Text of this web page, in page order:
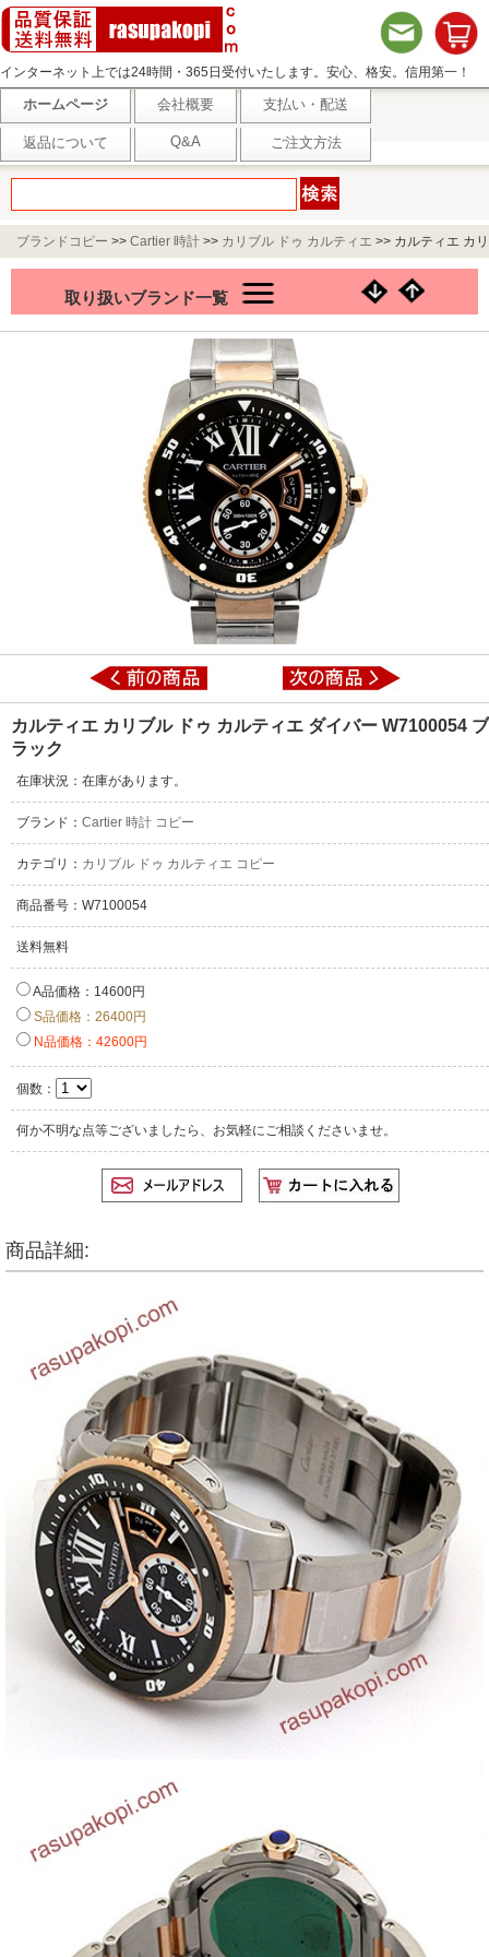
インターネット上では24時間・365日受付いたします。安心、格安。信用第一！
ホームページ 会社概要 支払い・配送
返品について Q&A ご注文方法
ブランドコピー >> Cartier 時計 >> カリブル ドゥ カルティエ >> カルティエ カリ
取り扱いブランド一覧
カルティエ カリブル ドゥ カルティエ ダイバー W7100054 ブ
ラック
在庫状況：在庫があります。
ブランド： Cartier 時計 コピー
カテゴリ： カリブル ドゥ カルティエ コピー
商品番号：W7100054
送料無料
A品価格：14600円
S品価格：26400円
N品価格：42600円
個数：
何か不明な点等ございましたら、お気軽にご相談くださいませ。
商品詳細: